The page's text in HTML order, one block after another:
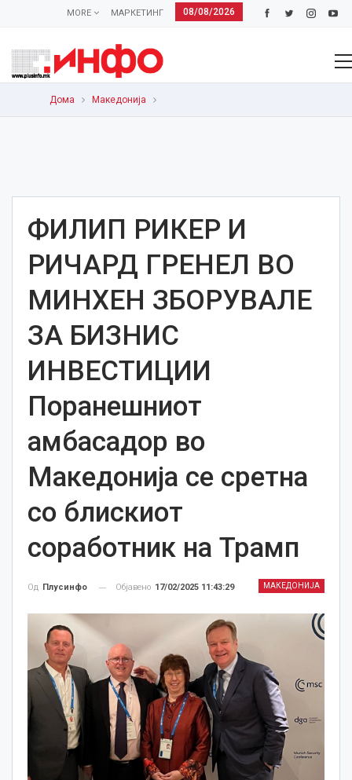
08/08/2026
МАРКЕТИНГ
MORE
Дома Македонија
ФИЛИП РИКЕР И
РИЧАРД ГРЕНЕЛ ВО
МИНХЕН ЗБОРУВАЛЕ
ЗА БИЗНИС
ИНВЕСТИЦИИ
Поранешниот
амбасадор во
Македонија се сретна
со блискиот
соработник на Трамп
МАКЕДОНИЈА
Од Плусинфо Објавено 17/02/2025 11:43:29